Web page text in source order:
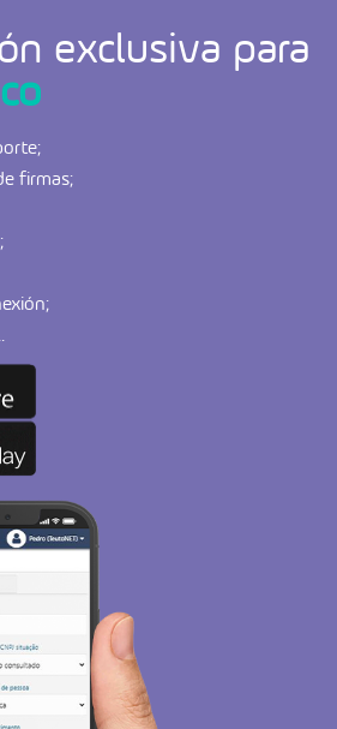
exclusiva para
firmas;